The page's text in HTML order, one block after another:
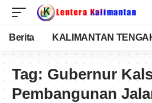
Berita KALIMANTAN
Tag: Gubernur
Pembangunan